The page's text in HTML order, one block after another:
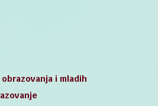
i mladih